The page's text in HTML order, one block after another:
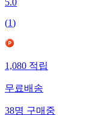
5.0
(1)
1,080적립
무료배송